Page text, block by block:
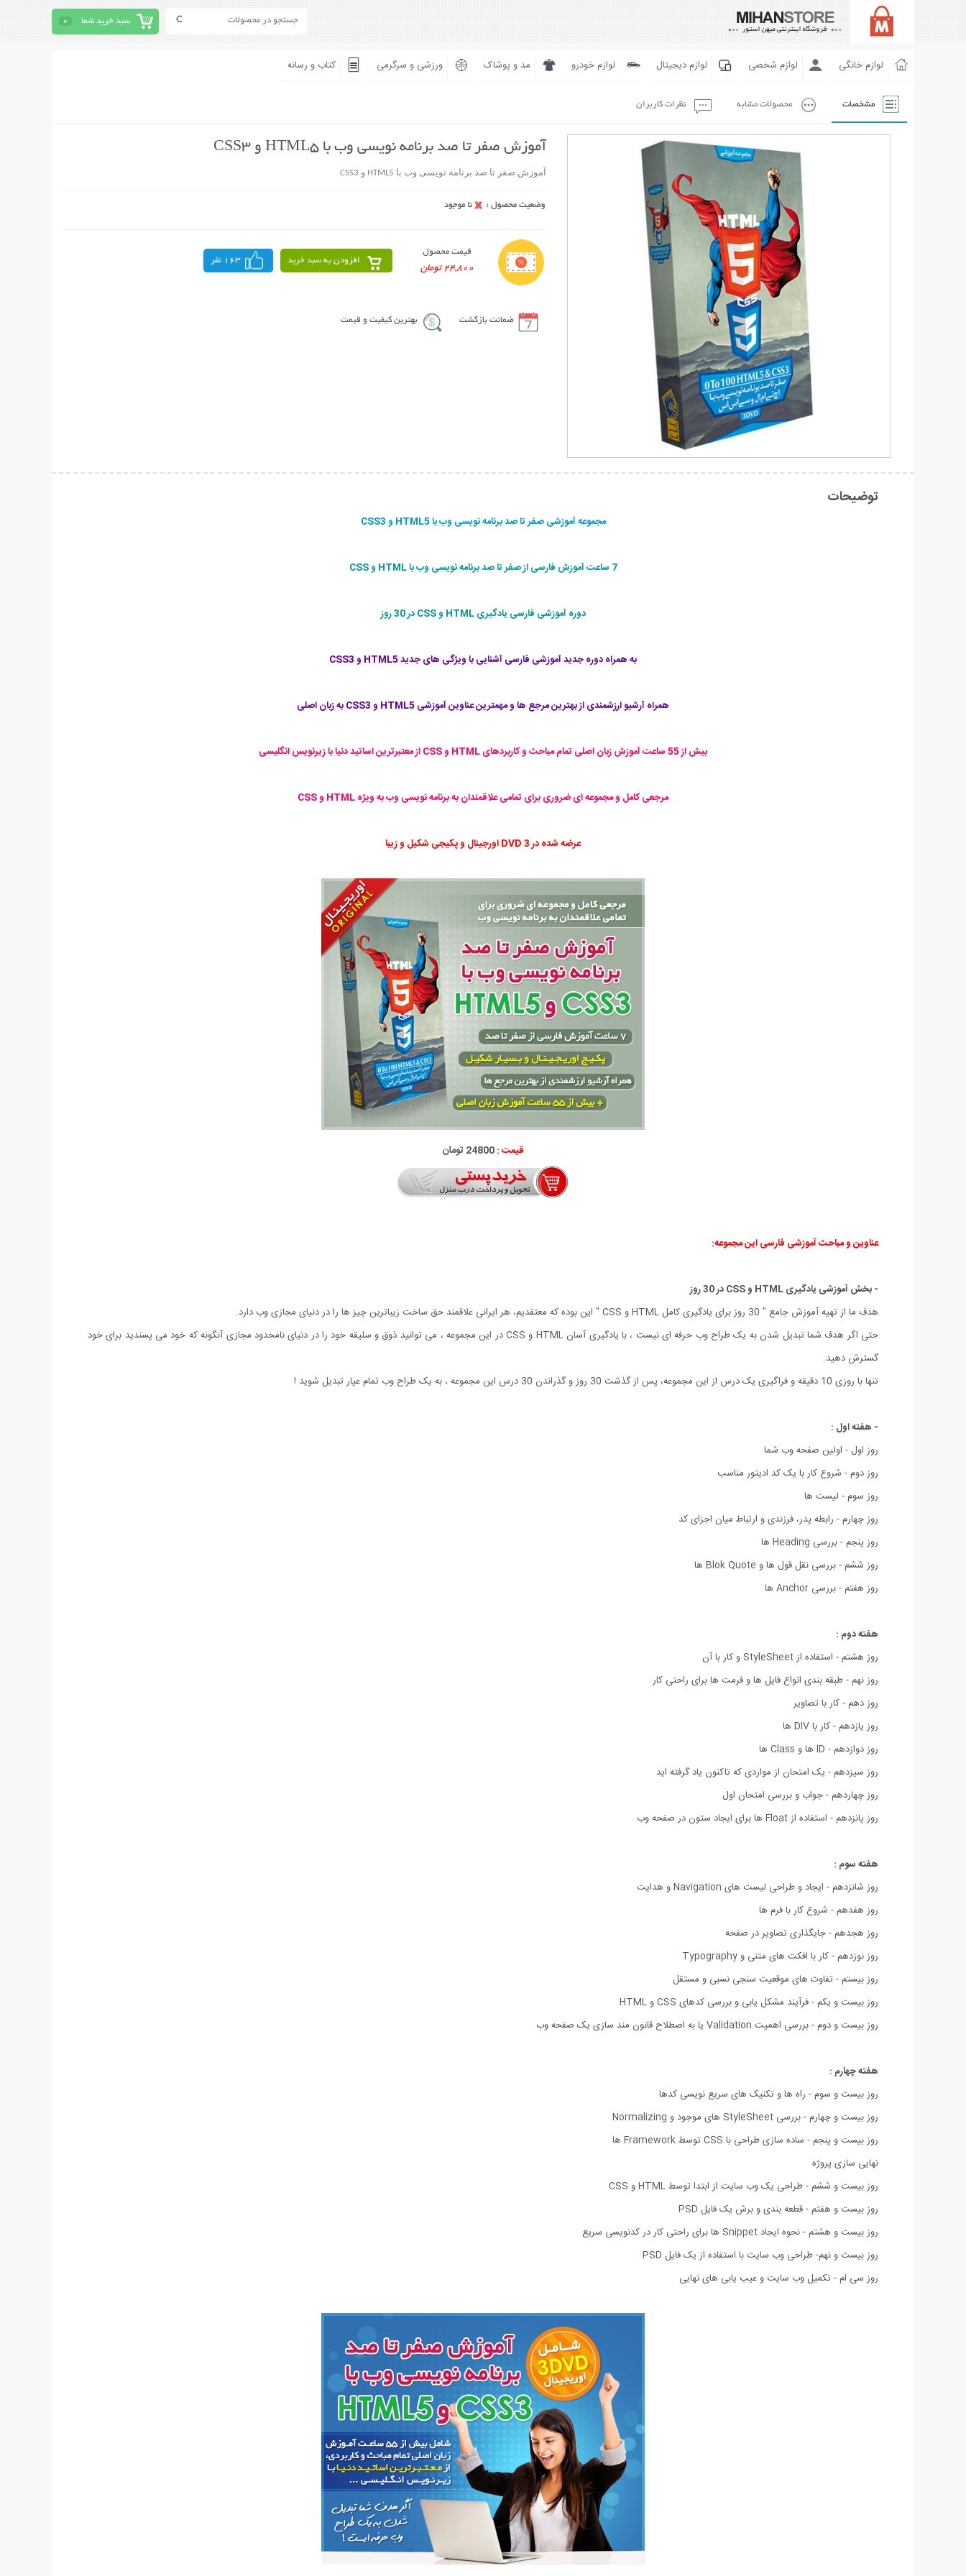
سبد خرید شما 0
لوازم خانگی لوازم شخصی لوازم دیجیتال لوازم خودرو مد و پوشاک ورزشی و سرگرمی کتاب و رسانه
مشخصات محصولات مشابه نظرات کاربران
آموزش صفر تا صد برنامه نویسی وب با HTML5 و CSS3
آموزش صفر تا صد برنامه نویسی وب با HTML5 و CSS3
قیمت محصول
24,800 تومان
افزودن به سبد خرید 163 نفر
ضمانت بازگشت بهترین کیفیت و قیمت
توضیحات
مجموعه آموزشی صفر تا صد برنامه نویسی وب با HTML5 و CSS3
7 ساعت آموزش فارسی از صفر تا صد برنامه نویسی وب با HTML و CSS
دوره آموزشی فارسی یادگیری HTML و CSS در 30 روز
به همراه دوره جدید آموزشی فارسی آشنایی با ویژگی های جدید HTML5 و CSS3
همراه آرشیو ارزشمندی از بهترین مرجع ها و مهمترین عناوین آموزشی HTML5 و CSS3 به زبان اصلی
بیش از 55 ساعت آموزش زبان اصلی تمام مباحث و کاربردهای HTML و CSS از معتبرترین اساتید دنیا با زیرنویس انگلیسی
مرجعی کامل و مجموعه ای ضروری برای تمامی علاقمندان به برنامه نویسی وب به ویژه HTML و CSS
عرضه شده در 3 DVD اورجینال و پکیجی شکیل و زیبا
قیمت :24800 تومان
عناوین و مباحث آموزشی فارسی این مجموعه:
- بخش آموزشی یادگیری HTML و CSS در 30 روز
هدف ما از تهیه آموزش جامع " 30 روز برای یادگیری کامل HTML و CSS " این بوده که معتقدیم، هر ایرانی علاقمند حق ساخت زیباترین چیز ها را در دنیای مجازی وب دارد.
حتی اگر هدف شما تبدیل شدن به یک طراح وب حرفه ای نیست ، با یادگیری آسان HTML و CSS در این مجموعه ، می توانید ذوق و سلیقه خود را در دنیای نامحدود مجازی آنگونه که خود می پسندید برای خود
گسترش دهید.
تنها با روزی 10 دقیقه و فراگیری یک درس از این مجموعه، پس از گذشت 30 روز و گذراندن 30 درس این مجموعه ، به یک طراح وب تمام عیار تبدیل شوید !
- هفته اول :
روز اول - اولین صفحه وب شما
روز دوم - شروع کار با یک کد ادیتور مناسب
روز سوم - لیست ها
روز چهارم - رابطه پدر، فرزندی و ارتباط میان اجزای کد
روز پنجم - بررسی Heading ها
روز ششم - بررسی نقل قول ها و Blok Quote ها
روز هفتم - بررسی Anchor ها
هفته دوم :
روز هشتم - استفاده از StyleSheet و کار با آن
روز نهم - طبقه بندی انواع فایل ها و فرمت ها برای راحتی کار
روز دهم - کار با تصاویر
روز یازدهم - کار با DIV ها
روز دوازدهم - ID ها و Class ها
روز سیزدهم - یک امتحان از مواردی که تاکنون یاد گرفته اید
روز چهاردهم - جواب و بررسی امتحان اول
روز پانزدهم - استفاده از Float ها برای ایجاد ستون در صفحه وب
هفته سوم :
روز شانزدهم - ایجاد و طراحی لیست های Navigation و هدایت
روز هفدهم - شروع کار با فرم ها
روز هجدهم - جایگذاری تصاویر در صفحه
روز نوزدهم - کار با افکت های متنی و Typography
روز بیستم - تفاوت های موقعیت سنجی نسبی و مستقل
روز بیست و یکم - فرآیند مشکل یابی و بررسی کدهای CSS و HTML
روز بیست و دوم - بررسی اهمیت Validation یا به اصطلاح قانون مند سازی یک صفحه وب
هفته چهارم :
روز بیست و سوم - راه ها و تکنیک های سریع نویسی کدها
روز بیست و چهارم - بررسی StyleSheet های موجود و Normalizing
روز بیست و پنجم - ساده سازی طراحی با CSS توسط Framework ها
نهایی سازی پروژه
روز بیست و ششم - طراحی یک وب سایت از ابتدا توسط HTML و CSS
روز بیست و هفتم - قطعه بندی و برش یک فایل PSD
روز بیست و هشتم - نحوه ایجاد Snippet ها برای راحتی کار در کدنویسی سریع
روز بیست و نهم- طراحی وب سایت با استفاده از یک فایل PSD
روز سی ام - تکمیل وب سایت و عیب یابی های نهایی